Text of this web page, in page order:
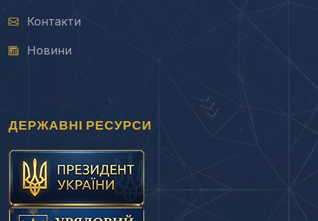
Контакти
Новини
ДЕРЖАВНІ РЕСУРСИ